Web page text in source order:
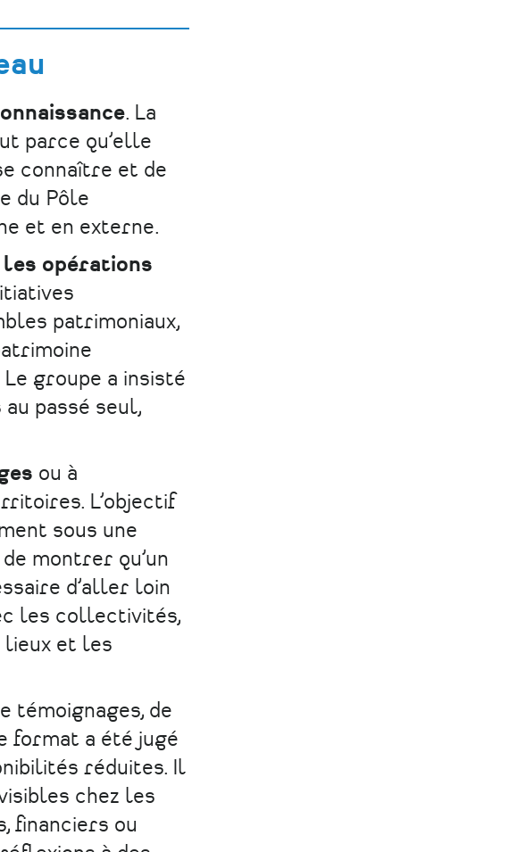
. La
parce qu’elle
connaître et de
du Pôle
et en externe.
opérations
patrimoniaux,
groupe a insisté
passé seul,
ou à
L’objectif
sous une
montrer qu’un
d’aller loin
les collectivités,
lieux et les
témoignages, de
format a été jugé
réduites. Il
chez les
financiers ou